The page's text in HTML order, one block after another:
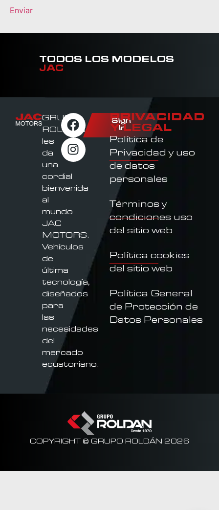
TODOS LOS MODELOS
JAC
GRUPO
ROLDAN
les
da
una
cordial
bienvenida
al
mundo
JAC
MOTORS.
Vehículos
de
última
tecnología,
diseñados
para
las
necesidades
del
mercado
ecuatoriano.
Sign
In
PRIVACIDAD
Y LEGAL
Política de
Privacidad y uso
de datos
personales
Términos y
condiciones uso
del sitio web
Política cookies
del sitio web
Política General
de Protección de
Datos Personales
COPYRIGHT © GRUPO ROLDÁN 2026